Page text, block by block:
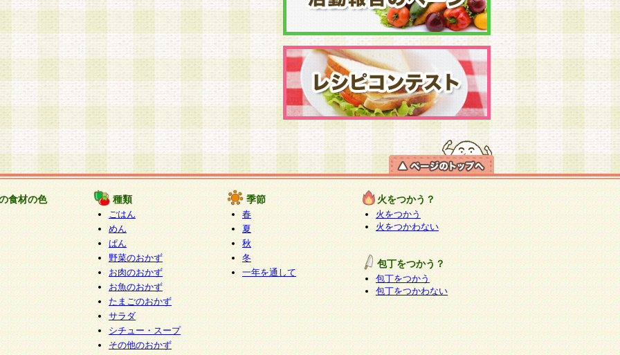
食材の色 種類
ごはん
めん
ぱん
野菜のおかず
お肉のおかず
お魚のおかず
たまごのおかず
サラダ
シチュー・スープ
その他のおかず
季節
春
夏
秋
冬
一年を通して
火をつかう？
火をつかう
火をつかわない
包丁をつかう？
包丁をつかう
包丁をつかわない